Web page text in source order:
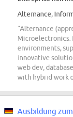
Alternance,
“Alternance
Microelectronics.
environments,
innovative
web dev,
with hybrid work